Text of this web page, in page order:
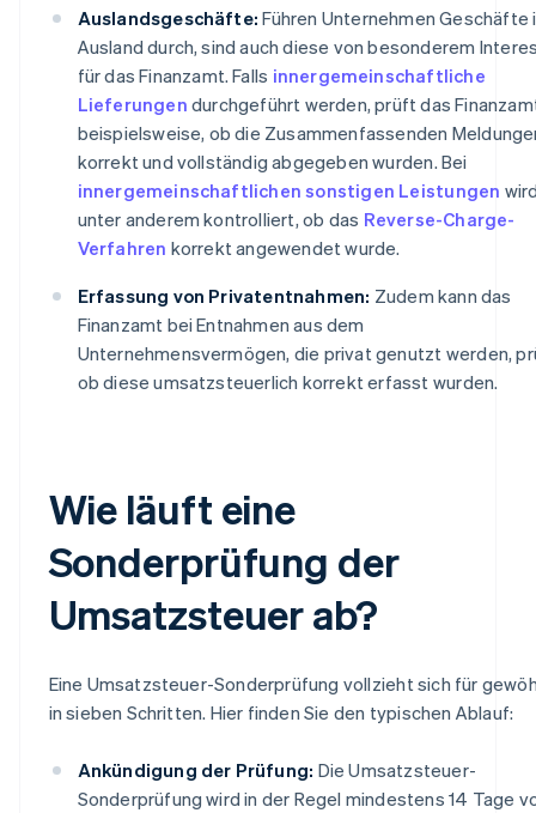
Auslandsgeschäfte: Führen Unternehmen Geschäfte
Ausland durch, sind auch diese von besonderem
für das Finanzamt. Falls innergemeinschaftliche
Lieferungen durchgeführt werden, prüft das
beispielsweise, ob die Zusammenfassenden
korrekt und vollständig abgegeben wurden. Bei
innergemeinschaftlichen sonstigen Leistungen
unter anderem kontrolliert, ob das Reverse-Charge-
Verfahren korrekt angewendet wurde.
Erfassung von Privatentnahmen: Zudem kann das
Finanzamt bei Entnahmen aus dem
Unternehmensvermögen, die privat genutzt werden,
ob diese umsatzsteuerlich korrekt erfasst wurden.
Wie läuft eine
Sonderprüfung der
Umsatzsteuer ab?
Eine Umsatzsteuer-Sonderprüfung vollzieht sich für
in sieben Schritten. Hier finden Sie den typischen Ablauf:
Ankündigung der Prüfung: Die Umsatzsteuer-
Sonderprüfung wird in der Regel mindestens 14 Tage